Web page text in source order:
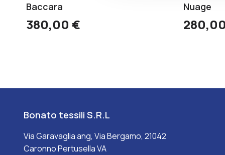
Baccara
380,00 €
Nuage
Bonato tessili S.R.L
Via Garavaglia ang, Via Bergamo, 21042
Caronno Pertusella VA